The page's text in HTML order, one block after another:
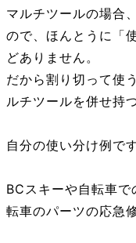
マルチツールの場合
ので、ほんとうに「
どありません。
だから割り切って使
ルチツールを併せ持
自分の使い分け例です
BCスキーや自転車
転車のパーツの応急